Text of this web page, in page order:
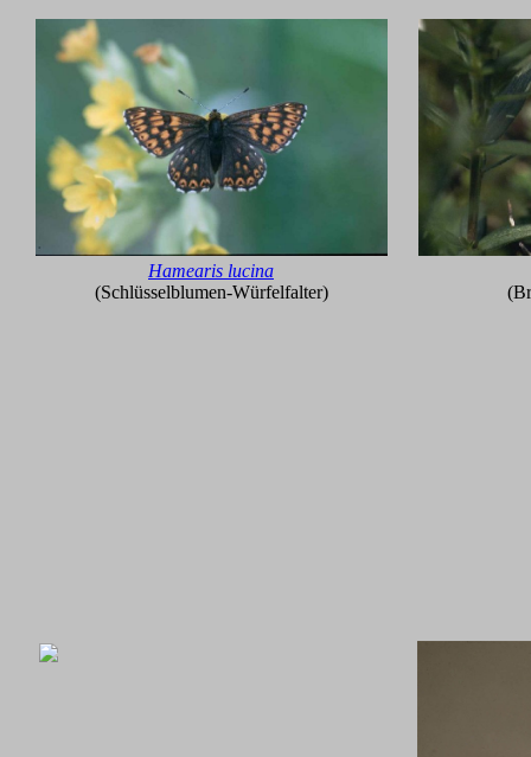
Hamearis lucina
(Schlüsselblumen-Würfelfalter)